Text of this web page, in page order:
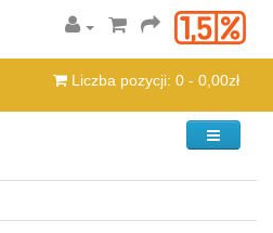
Liczba pozycji: 0 - 0,00zł